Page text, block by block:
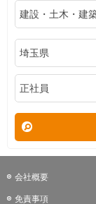
会社概要
免責事項